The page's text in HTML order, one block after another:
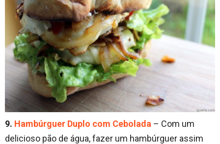
9. Hambúrguer Duplo com Cebolada – Com um
delicioso pão de água, fazer um hambúrguer assim